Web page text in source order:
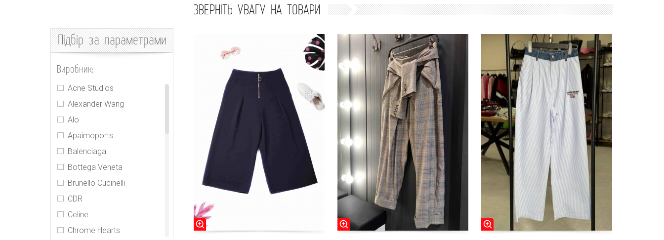
Підбірза параметрами
Виробник:
Acne Studios
Alexander Wang
Alo
Apaimoports
Balenciaga
Bottega Veneta
Brunello Cucinelli
CDR
Celine
Chrome Hearts
ЗВЕРНІТЬ УВАГУ НА ТОВАРИ